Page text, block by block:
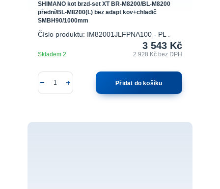
SHIMANO kot brzd-set XT BR-M8200/BL-M8200
přední/BL-M8200(L) bez adapt kov+chladič
SMBH90/1000mm
Číslo produktu: IM82001JLFPNA100 - PL .
3 543 Kč
2 928 Kčbez DPH
Skladem 2
Přidat do košíku